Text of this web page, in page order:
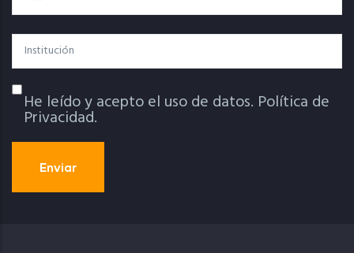
Institución
Política De Privacidad
He leído y acepto el uso de datos. Política de
Privacidad.